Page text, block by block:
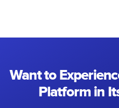
Want to
Platform in